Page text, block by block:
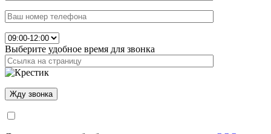
Выберите удобное время для звонка